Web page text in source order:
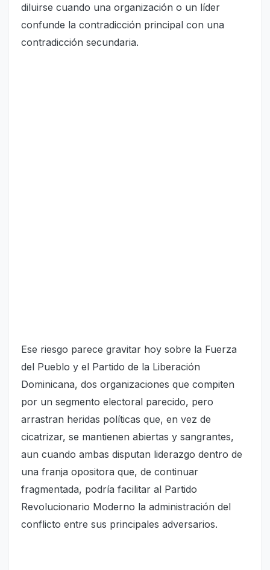
diluirse cuando una organización o un líder
confunde la contradicción principal con una
contradicción secundaria.
Ese riesgo parece gravitar hoy sobre la Fuerza
del Pueblo y el Partido de la Liberación
Dominicana, dos organizaciones que compiten
por un segmento electoral parecido, pero
arrastran heridas políticas que, en vez de
cicatrizar, se mantienen abiertas y sangrantes,
aun cuando ambas disputan liderazgo dentro de
una franja opositora que, de continuar
fragmentada, podría facilitar al Partido
Revolucionario Moderno la administración del
conflicto entre sus principales adversarios.